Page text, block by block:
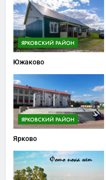
ЯРКОВСКИЙ РАЙОН
Южаково
ЯРКОВСКИЙ РАЙОН
Ярково